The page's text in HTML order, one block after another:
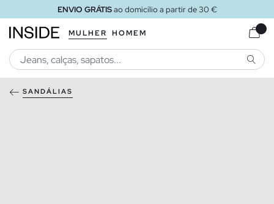
ENVIO GRÁTISao domicílio a partir de 30 €
MULHER HOMEM
SANDÁLIAS